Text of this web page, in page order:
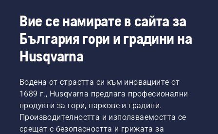
Вие се намирате в сайта за
България гори и градини на
Husqvarna
Водена от страстта си към иновациите от
1689 г., Husqvarna предлага професионални
продукти за гори, паркове и градини.
Производителността и използваемостта се
срещат с безопасността и грижата за